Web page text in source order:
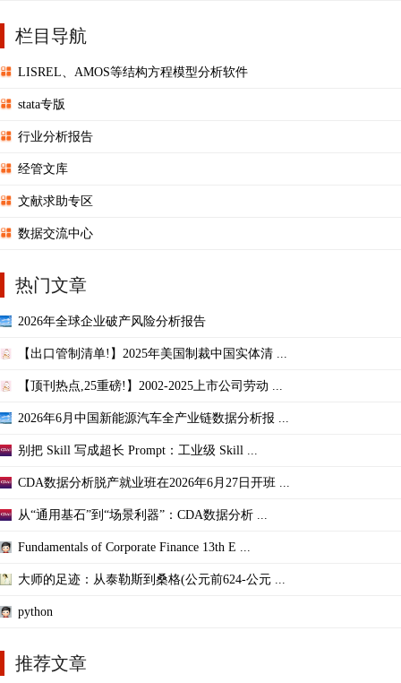
栏目导航
LISREL、AMOS等结构方程模型分析软件
stata专版
行业分析报告
经管文库
文献求助专区
数据交流中心
热门文章
2026年全球企业破产风险分析报告
【出口管制清单!】2025年美国制裁中国实体清 ...
【顶刊热点,25重磅!】2002-2025上市公司劳动 ...
2026年6月中国新能源汽车全产业链数据分析报 ...
别把 Skill 写成超长 Prompt：工业级 Skill ...
CDA数据分析脱产就业班在2026年6月27日开班 ...
从“通用基石”到“场景利器”：CDA数据分析 ...
Fundamentals of Corporate Finance 13th E ...
大师的足迹：从泰勒斯到桑格(公元前624-公元 ...
python
推荐文章